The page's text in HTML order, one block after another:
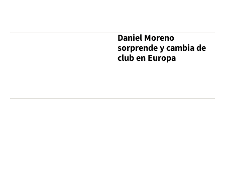
Daniel Moreno
sorprende y cambia de
club en Europa